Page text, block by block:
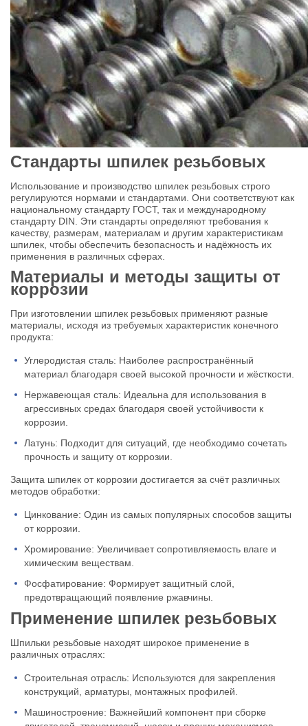
Стандарты шпилек резьбовых
Использование и производство шпилек резьбовых строго
регулируются нормами и стандартами. Они соответствуют как
национальному стандарту ГОСТ, так и международному
стандарту DIN. Эти стандарты определяют требования к
качеству, размерам, материалам и другим характеристикам
шпилек, чтобы обеспечить безопасность и надёжность их
применения в различных сферах.
Материалы и методы защиты от
коррозии
При изготовлении шпилек резьбовых применяют разные
материалы, исходя из требуемых характеристик конечного
продукта:
Углеродистая сталь: Наиболее распространённый
материал благодаря своей высокой прочности и жёсткости.
Нержавеющая сталь: Идеальна для использования в
агрессивных средах благодаря своей устойчивости к
коррозии.
Латунь: Подходит для ситуаций, где необходимо сочетать
прочность и защиту от коррозии.
Защита шпилек от коррозии достигается за счёт различных
методов обработки:
Цинкование: Один из самых популярных способов защиты
от коррозии.
Хромирование: Увеличивает сопротивляемость влаге и
химическим веществам.
Фосфатирование: Формирует защитный слой,
предотвращающий появление ржавчины.
Применение шпилек резьбовых
Шпильки резьбовые находят широкое применение в
различных отраслях:
Строительная отрасль: Используются для закрепления
конструкций, арматуры, монтажных профилей.
Машиностроение: Важнейший компонент при сборке